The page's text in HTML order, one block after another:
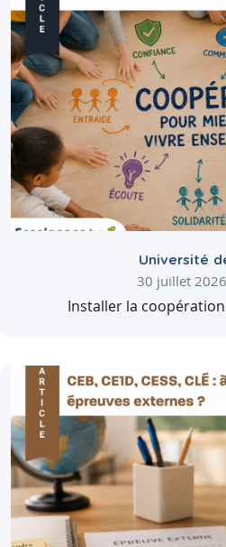
Université
30 juillet
Installer la